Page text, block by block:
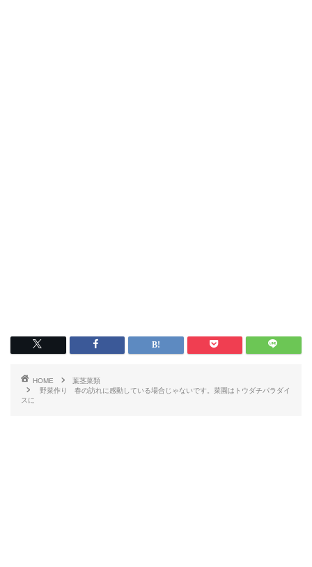
HOME
葉茎菜類
野菜作り 春の訪れに感動している場合じゃないです。菜園はトウダチパラダイ
スに